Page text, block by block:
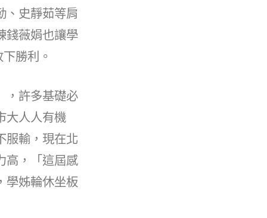
、史靜茹等肩
錢薇娟也讓學
勝利。
，許多基礎必
大人人有機
服輸，現在北
高，「這屆感
學姊輪休坐板